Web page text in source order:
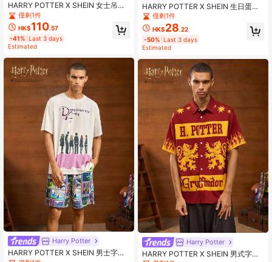
HARRY POTTER X SHEIN 女士吊带
条纹无袖休闲舒适透气睡衣套装
僅剩1件
HK$110.57
-41% Last 3 days
Estimated
Harry Potter
HARRY POTTER X SHEIN 男士字母
HARRY POTTER X SHEIN 生日蛋糕
3D 图案时尚手机壳，适合 S 礼物，
日
僅剩1件
HK$28.22
-50% Last 3 days
Estimated
Harry Potter
HARRY POTTER X SHEIN 男式字母